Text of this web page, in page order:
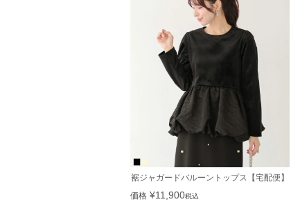
裾ジャガードバルーントップス【宅配便】
価格 ¥11,900税込